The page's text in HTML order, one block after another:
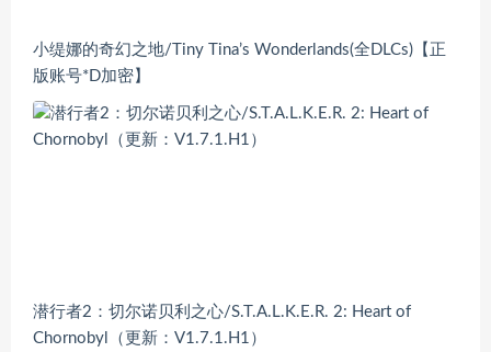
小缇娜的奇幻之地/Tiny Tina’s Wonderlands(全DLCs)【正
版账号*D加密】
潜行者2：切尔诺贝利之心/S.T.A.L.K.E.R. 2: Heart of
Chornobyl（更新：V1.7.1.H1）